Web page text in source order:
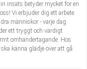
insats betyder mycket för en
Vi erbjuder dig ett arbete
människor - varje dag.
ett tryggt och värdigt
omhändertagande. Hos
känna glädje över att gå